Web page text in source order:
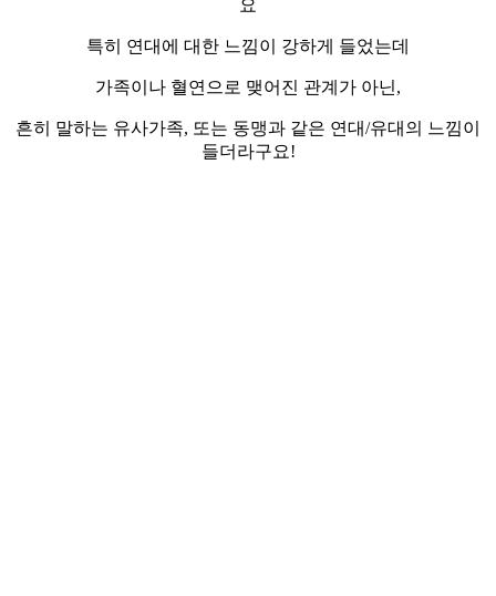
요
특히 연대에 대한 느낌이 강하게 들었는데
가족이나 혈연으로 맺어진 관계가 아닌,
흔히 말하는 유사가족, 또는 동맹과 같은 연대/유대의 느낌이
들더라구요!